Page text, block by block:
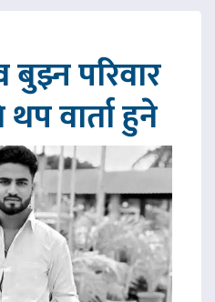
परिवार
वार्ता हुने